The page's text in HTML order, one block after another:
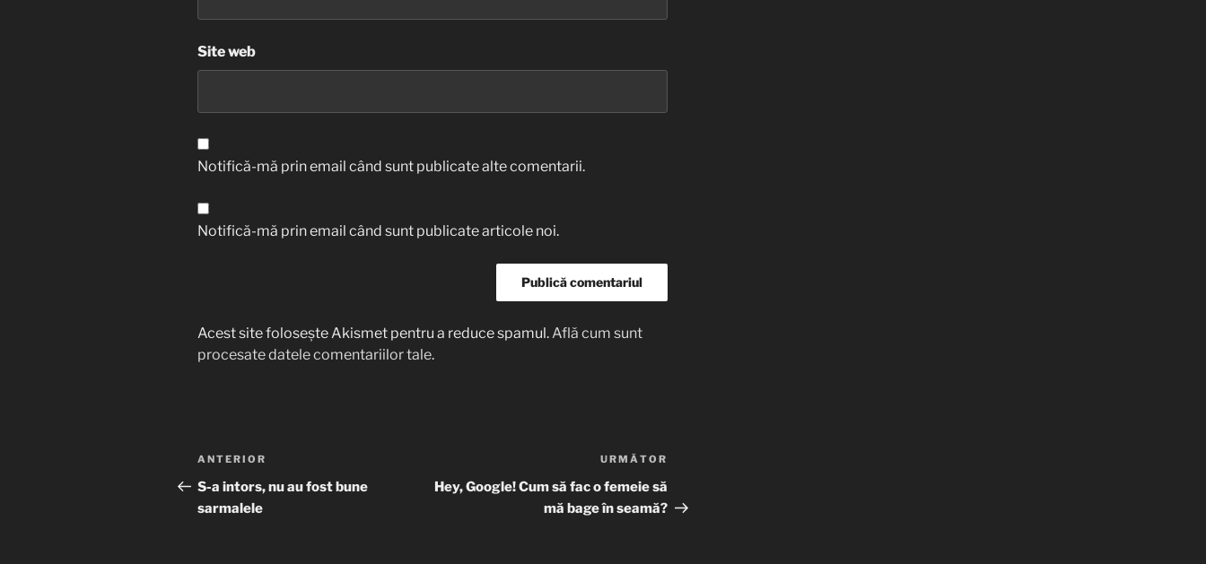
Site web
Notifică-mă prin email când sunt publicate alte comentarii.
Notifică-mă prin email când sunt publicate articole noi.
Acest site folosește Akismet pentru a reduce spamul.Află cum sunt
procesate datele comentariilor tale.
Navigare
în
articole
Articolul
anterior
ANTERIOR
S-a intors, nu au fost bune
sarmalele
URMĂTOR
Hey, Google! Cum să fac o femeie să
mă bage în seamă?